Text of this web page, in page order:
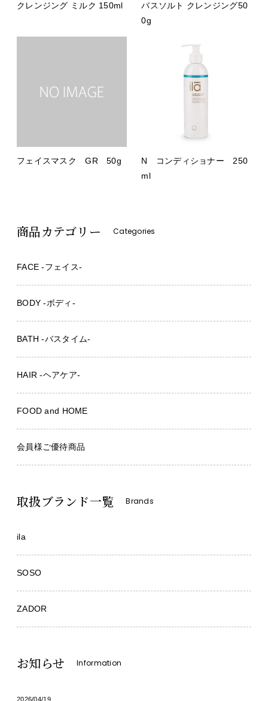
クレンジング ミルク 150ml
バスソルト クレンジング50
0g
フェイスマスク GR 50g
N コンディショナー 250
ml
商品カテゴリー Categories
FACE -フェイス-
BODY -ボディ-
BATH -バスタイム-
HAIR -ヘアケア-
FOOD and HOME
会員様ご優待商品
取扱ブランド一覧 Brands
ila
SOSO
ZADOR
お知らせ Information
2026/04/19